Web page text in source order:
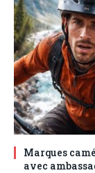
Marques
avec